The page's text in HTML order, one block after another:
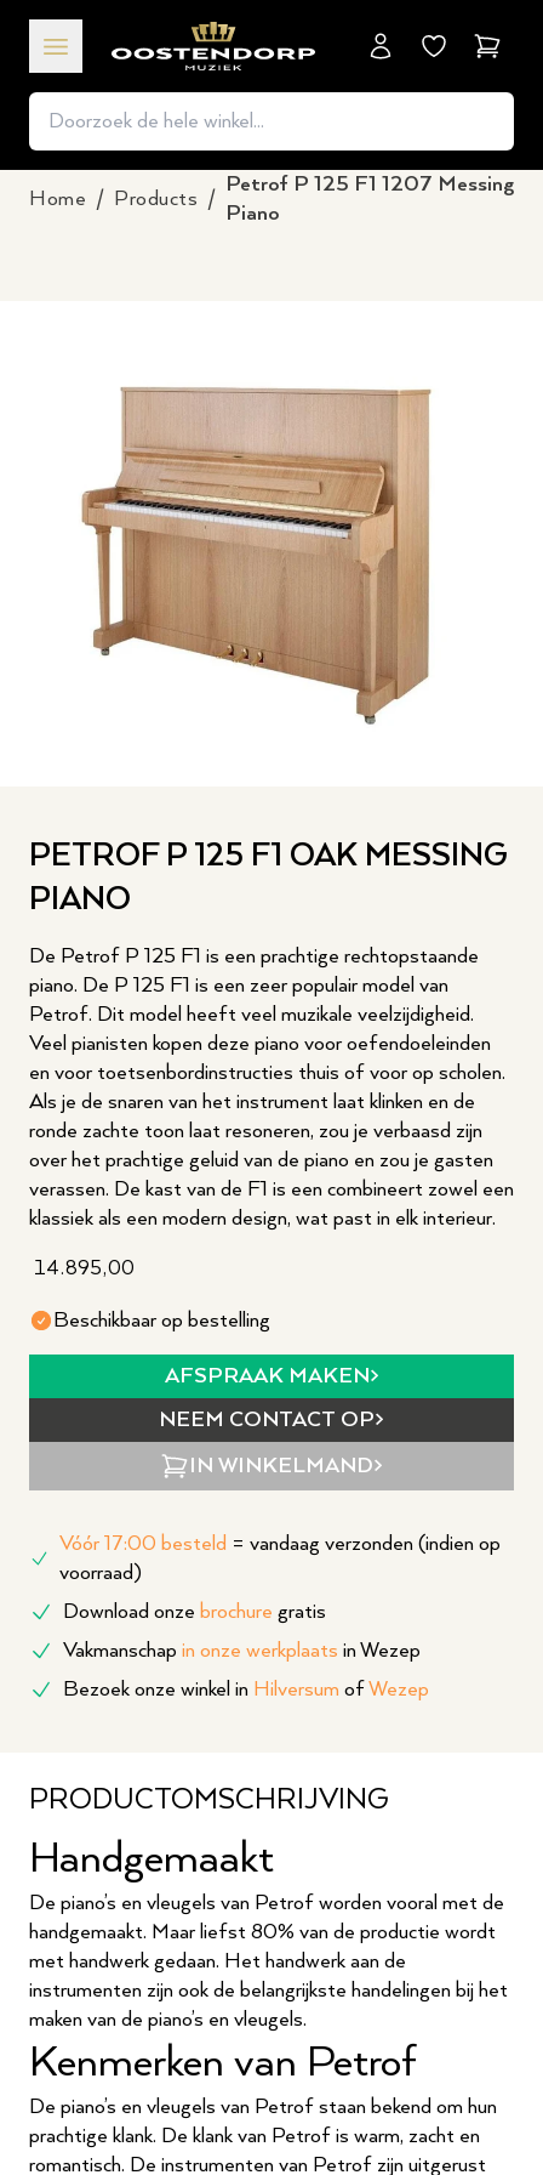
Home / Products /
Petrof P 125 F1 1207 Messing
Piano
PETROF P 125 F1 OAK MESSING
PIANO
De Petrof P 125 F1 is een prachtige rechtopstaande
piano. De P 125 F1 is een zeer populair model van
Petrof. Dit model heeft veel muzikale veelzijdigheid.
Veel pianisten kopen deze piano voor oefendoeleinden
en voor toetsenbordinstructies thuis of voor op scholen.
Als je de snaren van het instrument laat klinken en de
ronde zachte toon laat resoneren, zou je verbaasd zijn
over het prachtige geluid van de piano en zou je gasten
verassen. De kast van de F1 is een combineert zowel een
klassiek als een modern design, wat past in elk interieur.
14.895,00
Beschikbaar op bestelling
AFSPRAAK MAKEN
NEEM CONTACT OP
IN WINKELMAND
Vóór 17:00 besteld = vandaag verzonden (indien op
voorraad)
Download onze brochure gratis
Vakmanschap in onze werkplaats in Wezep
Bezoek onze winkel in Hilversum of Wezep
PRODUCTOMSCHRIJVING
Handgemaakt
De piano’s en vleugels van Petrof worden vooral met de
handgemaakt. Maar liefst 80% van de productie wordt
met handwerk gedaan. Het handwerk aan de
instrumenten zijn ook de belangrijkste handelingen bij het
maken van de piano’s en vleugels.
Kenmerken van Petrof
De piano’s en vleugels van Petrof staan bekend om hun
prachtige klank. De klank van Petrof is warm, zacht en
romantisch. De instrumenten van Petrof zijn uitgerust